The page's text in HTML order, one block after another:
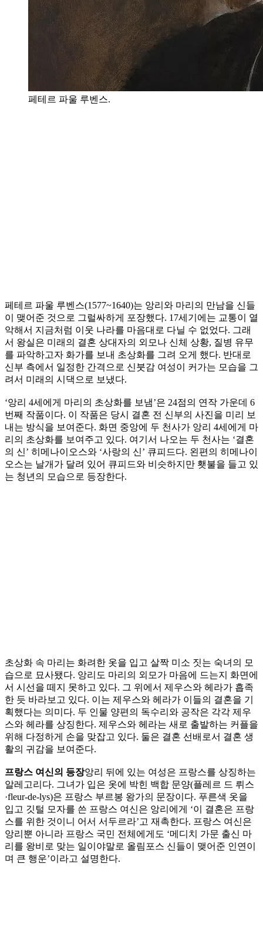
페테르 파울 루벤스.
페테르 파울 루벤스(1577~1640)는 앙리와 마리의 만남을 신들
이 맺어준 것으로 그럴싸하게 포장했다. 17세기에는 교통이 열
악해서 지금처럼 이웃 나라를 마음대로 다닐 수 없었다. 그래
서 왕실은 미래의 결혼 상대자의 외모나 신체 상황, 질병 유무
를 파악하고자 화가를 보내 초상화를 그려 오게 했다. 반대로
신부 측에서 일정한 간격으로 신붓감 여성이 커가는 모습을 그
려서 미래의 시댁으로 보냈다.
‘앙리 4세에게 마리의 초상화를 보냄’은 24점의 연작 가운데 6
번째 작품이다. 이 작품은 당시 결혼 전 신부의 사진을 미리 보
내는 방식을 보여준다. 화면 중앙에 두 천사가 앙리 4세에게 마
리의 초상화를 보여주고 있다. 여기서 나오는 두 천사는 ‘결혼
의 신’ 히메나이오스와 ‘사랑의 신’ 큐피드다. 왼편의 히메나이
오스는 날개가 달려 있어 큐피드와 비슷하지만 횃불을 들고 있
는 청년의 모습으로 등장한다.
초상화 속 마리는 화려한 옷을 입고 살짝 미소 짓는 숙녀의 모
습으로 묘사됐다. 앙리도 마리의 외모가 마음에 드는지 화면에
서 시선을 떼지 못하고 있다. 그 위에서 제우스와 헤라가 흡족
한 듯 바라보고 있다. 이는 제우스와 헤라가 이들의 결혼을 기
획했다는 의미다. 두 인물 양편의 독수리와 공작은 각각 제우
스와 헤라를 상징한다. 제우스와 헤라는 새로 출발하는 커플을
위해 다정하게 손을 맞잡고 있다. 둘은 결혼 선배로서 결혼 생
활의 귀감을 보여준다.
프랑스 여신의 등장앙리 뒤에 있는 여성은 프랑스를 상징하는
알레고리다. 그녀가 입은 옷에 박힌 백합 문양(플레르 드 뤼스
·fleur-de-lys)은 프랑스 부르봉 왕가의 문장이다. 푸른색 옷을
입고 깃털 모자를 쓴 프랑스 여신은 앙리에게 ‘이 결혼은 프랑
스를 위한 것이니 어서 서두르라’고 재촉한다. 프랑스 여신은
앙리뿐 아니라 프랑스 국민 전체에게도 ‘메디치 가문 출신 마
리를 왕비로 맞는 일이야말로 올림포스 신들이 맺어준 인연이
며 큰 행운’이라고 설명한다.